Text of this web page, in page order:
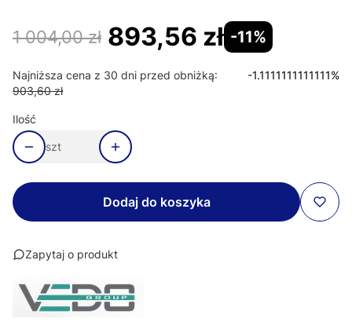
1 004,00 zł 893,56 zł -11%
Najniższa cena z 30 dni przed obniżką:
903,60 zł
-1.1111111111111%
Ilość
szt
Dodaj do koszyka
Zapytaj o produkt